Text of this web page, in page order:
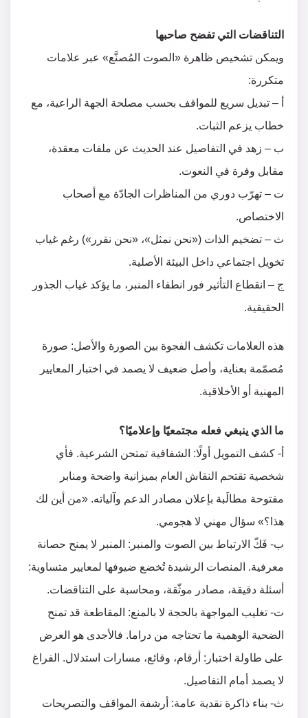
التناقضات التي تفضح صاحبها
ويمكن تشخيص ظاهرة «الصوت المُصنَّع» عبر علامات
متكررة:
أ – تبديل سريع للمواقف بحسب مصلحة الجهة الراعية، مع
خطاب يزعم الثبات.
ب – زهد في التفاصيل عند الحديث عن ملفات معقدة،
مقابل وفرة في النعوت.
ت – تهرّب دوري من المناظرات الجادّة مع أصحاب
الاختصاص.
ث – تضخيم الذات («نحن نمثل»، «نحن نقرر») رغم غياب
تخويل اجتماعي داخل البيئة الأصلية.
ج – انقطاع التأثير فور انطفاء المنبر، ما يؤكد غياب الجذور
الحقيقية.
هذه العلامات تكشف الفجوة بين الصورة والأصل: صورة
مُصمّمة بعناية، وأصل ضعيف لا يصمد في اختبار المعايير
المهنية أو الأخلاقية.
ما الذي ينبغي فعله مجتمعيًا وإعلاميًا؟
أ‌- كشف التمويل أولًا: الشفافية تمتحن الشرعية. فأي
شخصية تقتحم النقاش العام بميزانية واضحة ومنابر
مفتوحة مطالَبة بإعلان مصادر الدعم وآلياته. «من أين لك
هذا؟» سؤال مهني لا هجومي.
ب‌- فَكّ الارتباط بين الصوت والمنبر: المنبر لا يمنح حصانة
معرفية. المنصات الرشيدة تُخضع ضيوفها لمعايير متساوية:
أسئلة دقيقة، مصادر موثّقة، ومحاسبة على التناقضات.
ت‌- تغليب المواجهة بالحجة لا بالمنع: المقاطعة قد تمنح
الضحية الوهمية ما تحتاجه من دراما. فالأجدى هو العرض
على طاولة اختبار: أرقام، وقائع، مسارات استدلال. الفراغ
لا يصمد أمام التفاصيل.
ث- بناء ذاكرة نقدية عامة: أرشفة المواقف والتصريحات